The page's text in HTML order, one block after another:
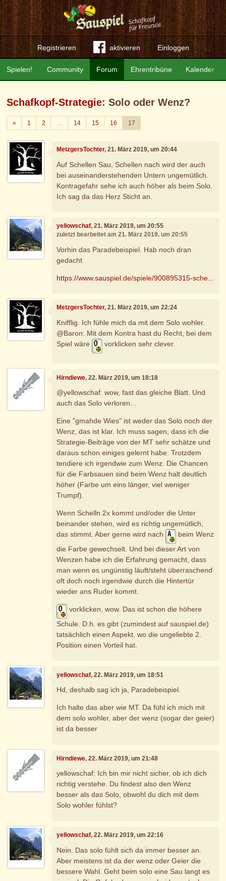
Registrieren aktivieren Einloggen
Community Forum Ehrentribüne Kalender
Spielen!
Schafkopf-Strategie: Solo oder Wenz?
«Zurück
1 2 … 14 15 16 17
MetzgersTochter, 21. März 2019, um 20:44
Auf Schellen Sau, Schellen nach wird der auch
bei auseinanderstehenden Untern ungemütlich.
Kontragefahr sehe ich auch höher als beim Solo.
Ich sag da das Herz Sticht an.
yellowschaf, 21. März 2019, um 20:55
zuletzt bearbeitet am 21. März 2019, um 20:55
Vorhin das Paradebeispiel. Hab noch dran
gedacht
https://www.sauspiel.de/spiele/900895315-sche...
MetzgersTochter, 21. März 2019, um 22:24
Knifflig. Ich fühle mich da mit dem Solo wohler.
@Baron: Mit dem Kontra hast du Recht, bei dem
Spiel wäre
vorklicken sehr clever.
Hirndiewe, 22. März 2019, um 18:18
@yellowschaf: wow, fast das gleiche Blatt. Und
auch das Solo verloren...
Eine "gmahde Wies" ist weder das Solo noch der
Wenz, das ist klar. Ich muss sagen, dass ich die
Strategie-Beiträge von der MT sehr schätze und
daraus schon einiges gelernt habe. Trotzdem
tendiere ich irgendwie zum Wenz. Die Chancen
für die Farbsauen sind beim Wenz halt deutlich
höher (Farbe um eins länger, viel weniger
Trumpf).
Wenn Schelln 2x kommt und/oder die Unter
beinander stehen, wird es richtig ungemütlich,
das stimmt. Aber gerne wird nach
beim Wenz
die Farbe gewechselt. Und bei dieser Art von
Wenzen habe ich die Erfahrung gemacht, dass
man wenn es ungünstig läuft/steht überraschend
oft doch noch irgendwie durch die Hintertür
wieder ans Ruder kommt.
vorklicken, wow. Das ist schon die höhere
Schule. D.h. es gibt (zumindest auf sauspiel.de)
tatsächlich einen Aspekt, wo die ungeliebte 2.
Position einen Vorteil hat.
yellowschaf, 22. März 2019, um 18:51
Hd, deshalb sag ich ja, Paradebeispiel.
Ich halte das aber wie MT. Da fühl ich mich mit
dem solo wohler, aber der wenz (sogar der geier)
ist da besser
Hirndiewe, 22. März 2019, um 21:48
yellowschaf: Ich bin mir nicht sicher, ob ich dich
richtig verstehe. Du findest also den Wenz
besser als das Solo, obwohl du dich mit dem
Solo wohler fühlst?
yellowschaf, 22. März 2019, um 22:16
Nein. Das solo fühlt sich da immer besser an.
Aber meistens ist da der wenz oder Geier die
bessere Wahl. Geht beim solo eine Sau langt es